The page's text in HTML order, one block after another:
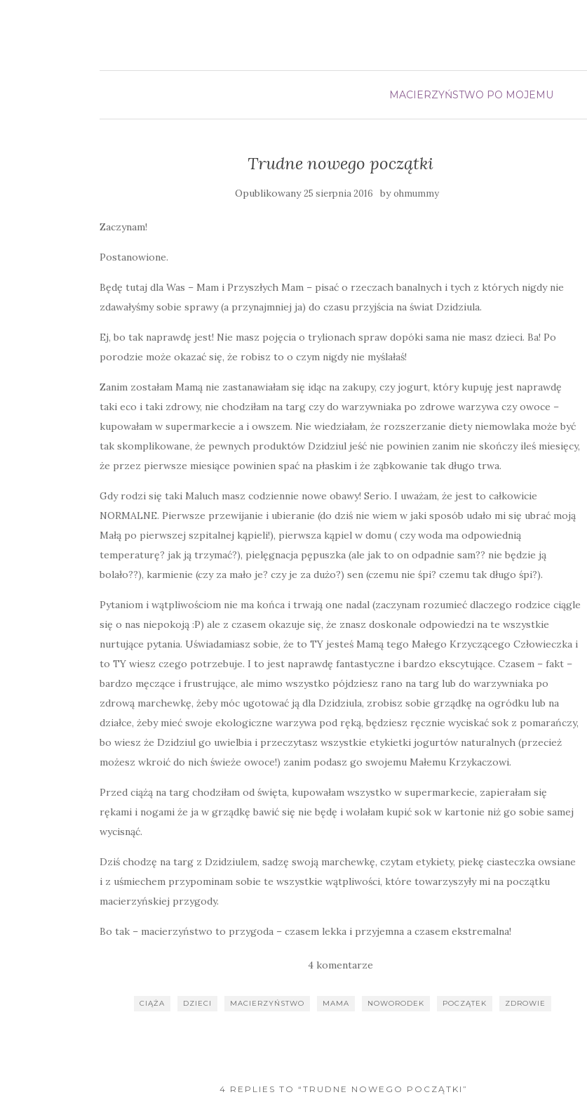
MACIERZYŃSTWO PO MOJEMU
Trudne nowego początki
Opublikowany25 sierpnia 2016 byohmummy
Zaczynam!
Postanowione.
Będę tutaj dla Was – Mam i Przyszłych Mam – pisać o rzeczach banalnych i tych z których nigdy nie
zdawałyśmy sobie sprawy (a przynajmniej ja) do czasu przyjścia na świat Dzidziula.
Ej, bo tak naprawdę jest! Nie masz pojęcia o trylionach spraw dopóki sama nie masz dzieci. Ba! Po
porodzie może okazać się, że robisz to o czym nigdy nie myślałaś!
Zanim zostałam Mamą nie zastanawiałam się idąc na zakupy, czy jogurt, który kupuję jest naprawdę
taki eco i taki zdrowy, nie chodziłam na targ czy do warzywniaka po zdrowe warzywa czy owoce –
kupowałam w supermarkecie a i owszem. Nie wiedziałam, że rozszerzanie diety niemowlaka może być
tak skomplikowane, że pewnych produktów Dzidziul jeść nie powinien zanim nie skończy ileś miesięcy,
że przez pierwsze miesiące powinien spać na płaskim i że ząbkowanie tak długo trwa.
Gdy rodzi się taki Maluch masz codziennie nowe obawy! Serio. I uważam, że jest to całkowicie
NORMALNE. Pierwsze przewijanie i ubieranie (do dziś nie wiem w jaki sposób udało mi się ubrać moją
Małą po pierwszej szpitalnej kąpieli!), pierwsza kąpiel w domu ( czy woda ma odpowiednią
temperaturę? jak ją trzymać?), pielęgnacja pępuszka (ale jak to on odpadnie sam?? nie będzie ją
bolało??), karmienie (czy za mało je? czy je za dużo?) sen (czemu nie śpi? czemu tak długo śpi?).
Pytaniom i wątpliwościom nie ma końca i trwają one nadal (zaczynam rozumieć dlaczego rodzice ciągle
się o nas niepokoją :P) ale z czasem okazuje się, że znasz doskonale odpowiedzi na te wszystkie
nurtujące pytania. Uświadamiasz sobie, że to TY jesteś Mamą tego Małego Krzyczącego Człowieczka i
to TY wiesz czego potrzebuje. I to jest naprawdę fantastyczne i bardzo ekscytujące. Czasem – fakt –
bardzo męczące i frustrujące, ale mimo wszystko pójdziesz rano na targ lub do warzywniaka po
zdrową marchewkę, żeby móc ugotować ją dla Dzidziula, zrobisz sobie grządkę na ogródku lub na
działce, żeby mieć swoje ekologiczne warzywa pod ręką, będziesz ręcznie wyciskać sok z pomarańczy,
bo wiesz że Dzidziul go uwielbia i przeczytasz wszystkie etykietki jogurtów naturalnych (przecież
możesz wkroić do nich świeże owoce!) zanim podasz go swojemu Małemu Krzykaczowi.
Przed ciążą na targ chodziłam od święta, kupowałam wszystko w supermarkecie, zapierałam się
rękami i nogami że ja w grządkę bawić się nie będę i wolałam kupić sok w kartonie niż go sobie samej
wycisnąć.
Dziś chodzę na targ z Dzidziulem, sadzę swoją marchewkę, czytam etykiety, piekę ciasteczka owsiane
i z uśmiechem przypominam sobie te wszystkie wątpliwości, które towarzyszyły mi na początku
macierzyńskiej przygody.
Bo tak – macierzyństwo to przygoda – czasem lekka i przyjemna a czasem ekstremalna!
4 komentarze
CIĄŻA DZIECI MACIERZYŃSTWO MAMA NOWORODEK POCZĄTEK ZDROWIE
4 REPLIES TO “TRUDNE NOWEGO POCZĄTKI”